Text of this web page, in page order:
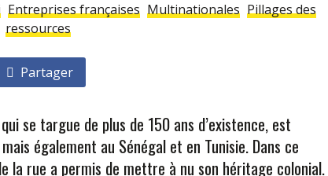
Entreprises françaises Multinationales Pillages des
ressources
Partager
se targue de plus de 150 ans d’existence, est
également au Sénégal et en Tunisie. Dans ce
la rue a permis de mettre à nu son héritage colonial.